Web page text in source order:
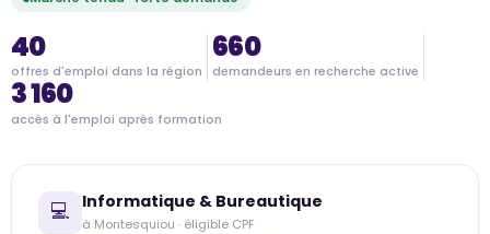
40
offres d'emploi dans la région
660
demandeurs en recherche active
3 160
accès à l'emploi après formation
💻 Informatique & Bureautique
à Montesquiou · éligible CPF